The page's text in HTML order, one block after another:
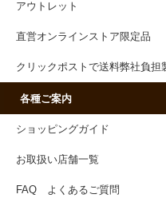
アウトレット
直営オンラインストア限定品
クリックポストで送料弊社負担
各種ご案内
ショッピングガイド
お取扱い店舗一覧
FAQ よくあるご質問